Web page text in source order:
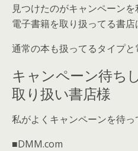
見つけたのがキャンペーンを
電子書籍を取り扱ってる書店
通常の本も扱ってるタイプと
キャンペーン待ち
取り扱い書店様
私がよくキャンペーンを待
■DMM.com